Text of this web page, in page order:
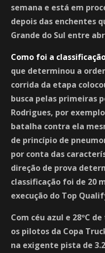
semana e está em
depois das enchentes
Grande do Sul entre
Como foi a
que determinou a
corrida da etapa
busca pelas primeiras
Rodrigues, por
batalha contra ela
de princípio de
por conta das
direção de prova
classificação foi de 20
execução do Top
Com céu azul e 28ºC
os pilotos da Copa
na exigente pista de